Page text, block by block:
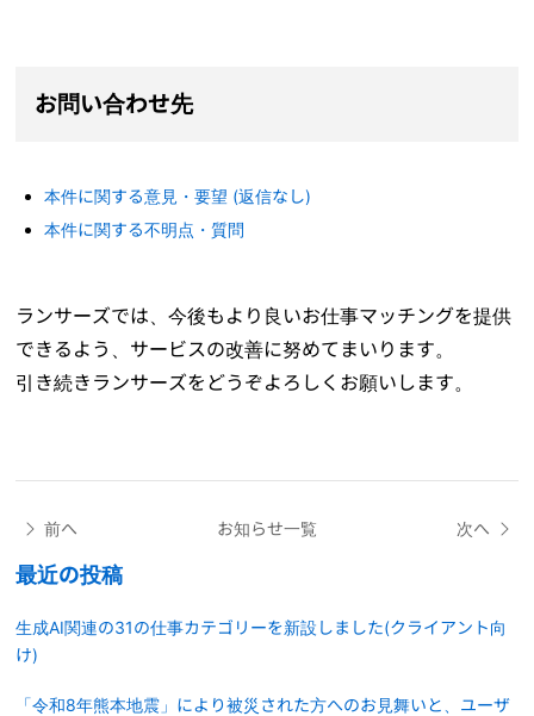
お問い合わせ先
本件に関する意見・要望 (返信なし)
本件に関する不明点・質問
ランサーズでは、今後もより良いお仕事マッチングを提供
できるよう、サービスの改善に努めてまいります。
引き続きランサーズをどうぞよろしくお願いします。
前へ お知らせ一覧 次へ
最近の投稿
生成AI関連の31の仕事カテゴリーを新設しました(クライアント向
け)
「令和8年熊本地震」により被災された方へのお見舞いと、ユーザ